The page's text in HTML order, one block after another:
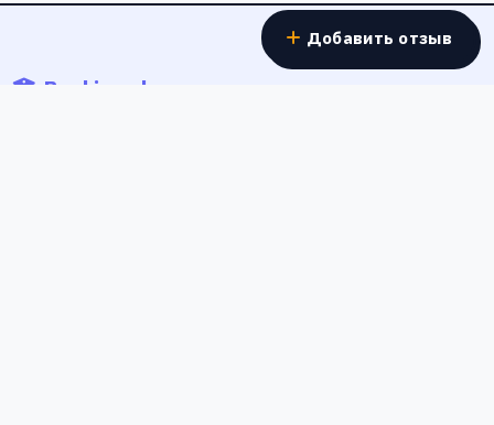
Banki.work
Добавить отзыв